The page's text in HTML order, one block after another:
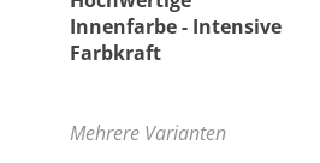
Innenfarbe - Intensive
Farbkraft
Mehrere Varianten